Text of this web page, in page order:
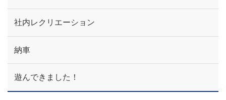
社内レクリエーション
納車
遊んできました！